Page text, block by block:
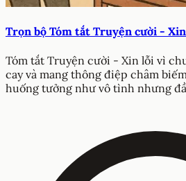
Trọn bộ Tóm tắt Truyện cười -
Tóm tắt Truyện cười - Xin lỗi vì
cay và mang thông điệp châm
huống tưởng như vô tình nhưng